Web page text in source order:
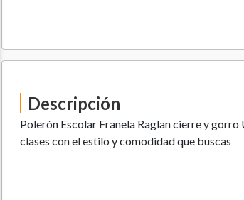
Descripción
Polerón Escolar Franela Raglan cierre y
clases con el estilo y comodidad que buscas